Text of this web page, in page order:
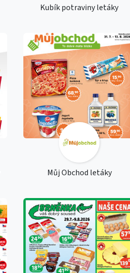
Kubík potraviny letáky
Můj Obchod letáky